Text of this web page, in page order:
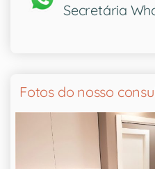
Secretária
Fotos do nosso